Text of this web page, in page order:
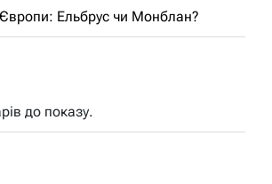
Ельбрус чи Монблан?
до показу.